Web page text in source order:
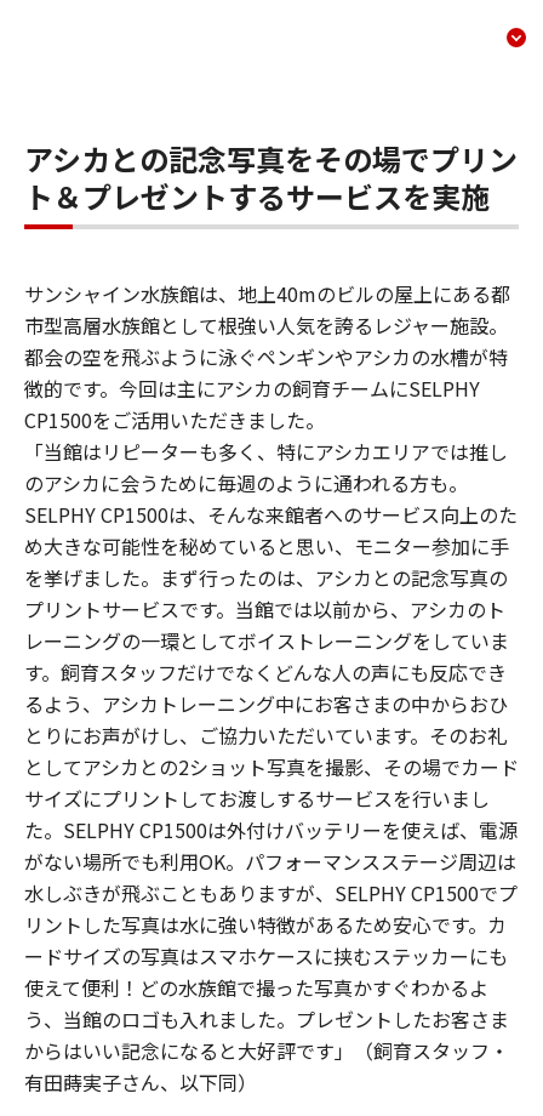
水族館でのCP1500活用事例
アシカとの記念写真をその場でプリン
ト＆プレゼントするサービスを実施
サンシャイン水族館は、地上40mのビルの屋上にある都
市型高層水族館として根強い人気を誇るレジャー施設。
都会の空を飛ぶように泳ぐペンギンやアシカの水槽が特
徴的です。今回は主にアシカの飼育チームにSELPHY
CP1500をご活用いただきました。
「当館はリピーターも多く、特にアシカエリアでは推し
のアシカに会うために毎週のように通われる方も。
SELPHY CP1500は、そんな来館者へのサービス向上のた
め大きな可能性を秘めていると思い、モニター参加に手
を挙げました。まず行ったのは、アシカとの記念写真の
プリントサービスです。当館では以前から、アシカのト
レーニングの一環としてボイストレーニングをしていま
す。飼育スタッフだけでなくどんな人の声にも反応でき
るよう、アシカトレーニング中にお客さまの中からおひ
とりにお声がけし、ご協力いただいています。そのお礼
としてアシカとの2ショット写真を撮影、その場でカード
サイズにプリントしてお渡しするサービスを行いまし
た。SELPHY CP1500は外付けバッテリーを使えば、電源
がない場所でも利用OK。パフォーマンスステージ周辺は
水しぶきが飛ぶこともありますが、SELPHY CP1500でプ
リントした写真は水に強い特徴があるため安心です。カ
ードサイズの写真はスマホケースに挟むステッカーにも
使えて便利！どの水族館で撮った写真かすぐわかるよ
う、当館のロゴも入れました。プレゼントしたお客さま
からはいい記念になると大好評です」（飼育スタッフ・
有田蒔実子さん、以下同）